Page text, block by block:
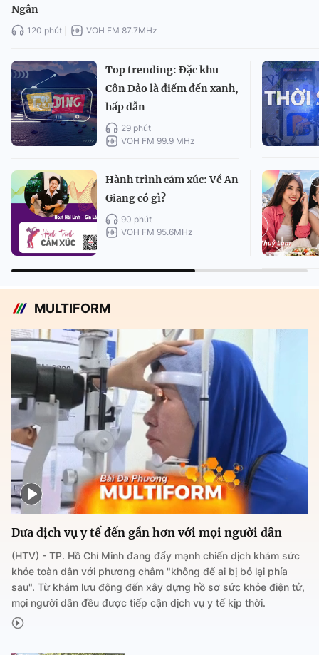
Ngân
120 phút VOH FM 87.7MHz
Top trending: Đặc khu
Côn Đảo là điểm đến xanh,
hấp dẫn
29 phút
VOH FM 99.9 MHz
Hành trình cảm xúc: Về An
Giang có gì?
90 phút
VOH FM 95.6MHz
MULTIFORM
Đưa dịch vụ y tế đến gần hơn với mọi người dân
(HTV) - TP. Hồ Chí Minh đang đẩy mạnh chiến dịch khám sức
khỏe toàn dân với phương châm "không để ai bị bỏ lại phía
sau". Từ khám lưu động đến xây dựng hồ sơ sức khỏe điện tử,
mọi người dân đều được tiếp cận dịch vụ y tế kịp thời.